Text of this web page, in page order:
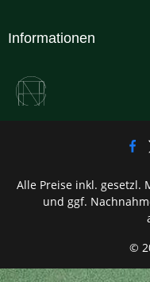
Informationen
©
Alle Preise inkl. gesetzl.
und ggf.